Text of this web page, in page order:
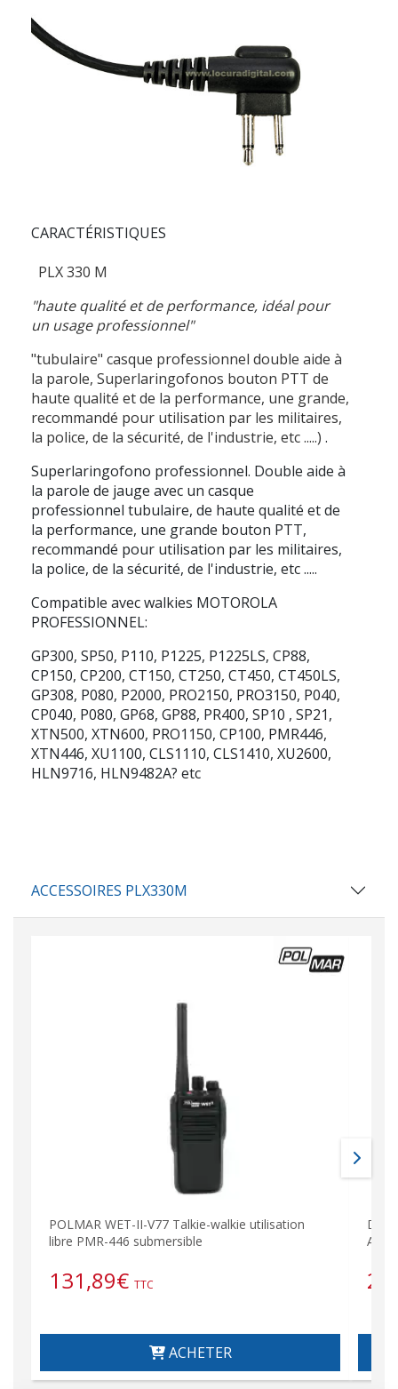
CARACTÉRISTIQUES
PLX 330 M
"haute qualité et de performance, idéal pour
un usage professionnel"
"tubulaire" casque professionnel double aide à
la parole, Superlaringofonos bouton PTT de
haute qualité et de la performance, une grande,
recommandé pour utilisation par les militaires,
la police, de la sécurité, de l'industrie, etc .....) .
Superlaringofono professionnel. Double aide à
la parole de jauge avec un casque
professionnel tubulaire, de haute qualité et de
la performance, une grande bouton PTT,
recommandé pour utilisation par les militaires,
la police, de la sécurité, de l'industrie, etc .....
Compatible avec walkies MOTOROLA
PROFESSIONNEL:
GP300, SP50, P110, P1225, P1225LS, CP88,
CP150, CP200, CT150, CT250, CT450, CT450LS,
GP308, P080, P2000, PRO2150, PRO3150, P040,
CP040, P080, GP68, GP88, PR400, SP10 , SP21,
XTN500, XTN600, PRO1150, CP100, PMR446,
XTN446, XU1100, CLS1110, CLS1410, XU2600,
HLN9716, HLN9482A? etc
ACCESSOIRES PLX330M
POLMAR WET-II-V77 Talkie-walkie utilisation
libre PMR-446 submersible
131,89€ TTC
ACHETER
DJ-